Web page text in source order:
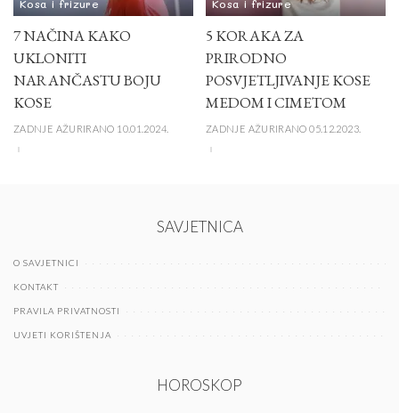
Kosa i frizure
7 NAČINA KAKO
UKLONITI
NARANČASTU BOJU
KOSE
ZADNJE AŽURIRANO 10.01.2024.
Kosa i frizure
5 KORAKA ZA
PRIRODNO
POSVJETLJIVANJE KOSE
MEDOM I CIMETOM
ZADNJE AŽURIRANO 05.12.2023.
SAVJETNICA
O SAVJETNICI
KONTAKT
PRAVILA PRIVATNOSTI
UVJETI KORIŠTENJA
HOROSKOP